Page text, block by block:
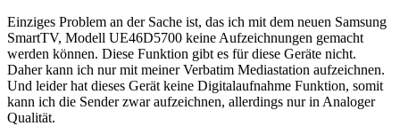
Einziges Problem an der Sache ist, das ich mit dem neuen Samsung
SmartTV, Modell UE46D5700 keine Aufzeichnungen gemacht
werden können. Diese Funktion gibt es für diese Geräte nicht.
Daher kann ich nur mit meiner Verbatim Mediastation aufzeichnen.
Und leider hat dieses Gerät keine Digitalaufnahme Funktion, somit
kann ich die Sender zwar aufzeichnen, allerdings nur in Analoger
Qualität.